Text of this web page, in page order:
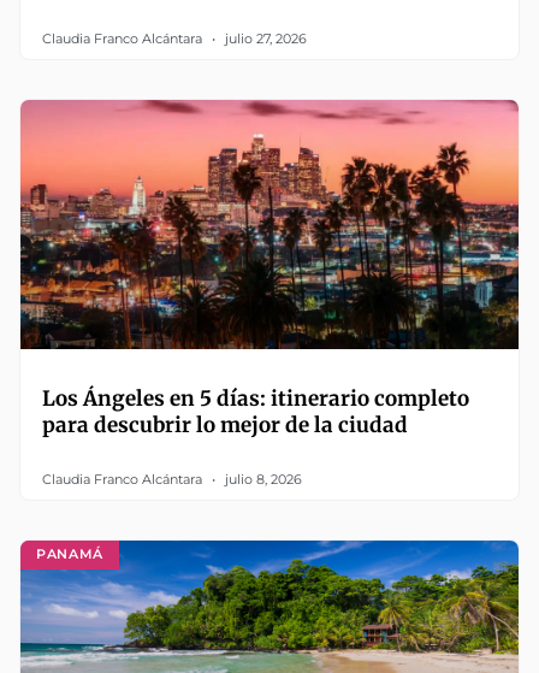
Claudia Franco Alcántara julio 27, 2026
Los Ángeles en 5 días: itinerario completo
para descubrir lo mejor de la ciudad
Claudia Franco Alcántara julio 8, 2026
PANAMÁ